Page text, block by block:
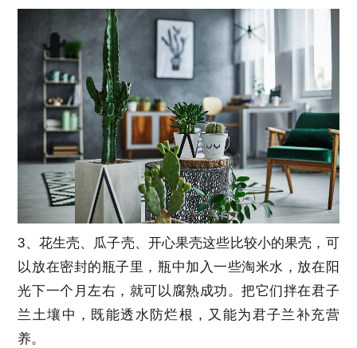
3、花生壳、瓜子壳、开心果壳这些比较小的果壳，可
以放在密封的瓶子里，瓶中加入一些淘米水，放在阳
光下一个月左右，就可以腐熟成功。把它们拌在君子
兰土壤中，既能透水防烂根，又能为君子兰补充营
养。